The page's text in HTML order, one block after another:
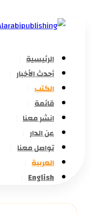
الرئيسية
أحدث الأخبار
الكتب
قائمة
انشر معنا
عن الدار
تواصل معنا
العربية
English